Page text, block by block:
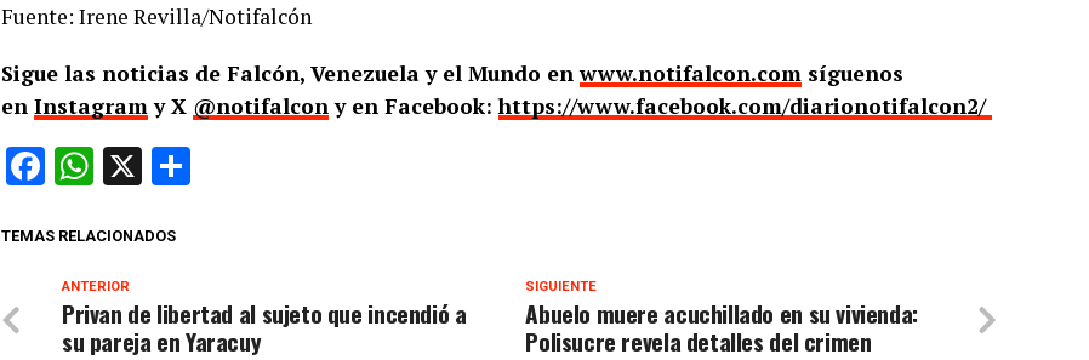
Fuente: Irene Revilla/Notifalcón
Sigue las noticias de Falcón, Venezuela y el Mundo enwww.notifalcon.com síguenos
en Instagramy X @notifalcony en Facebook:https://www.facebook.com/diarionotifalcon2/
Facebook
WhatsApp
X
TEMAS RELACIONADOS
SIGUIENTE
Abuelo muere acuchillado en su vivienda:
Polisucre revela detalles del crimen
ANTERIOR
Privan de libertad al sujeto que incendió a
su pareja en Yaracuy